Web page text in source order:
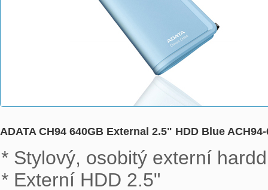
ADATA CH94 640GB External 2.5" HDD Blue
* Stylový, osobitý externí
* Externí HDD 2.5"